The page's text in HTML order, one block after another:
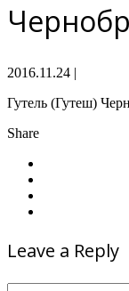
2016.11.24 |
Гутель (Гутеш)
Share
Leave a Reply